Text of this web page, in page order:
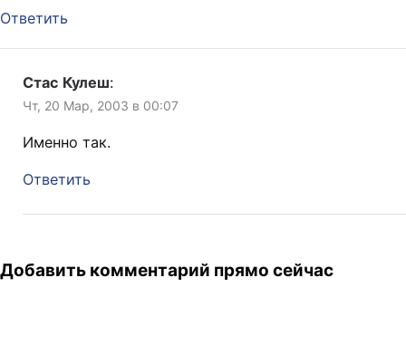
Ответить
Стас Кулеш:
Чт, 20 Мар, 2003 в 00:07
Именно так.
Ответить
Добавить комментарий прямо сейчас